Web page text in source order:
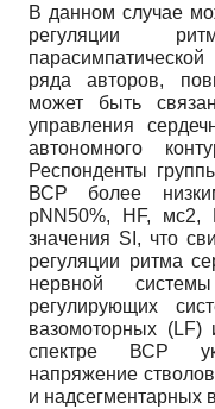
В данном случае
регуляции
ряда авторов,
может быть
управления
автономного
Респонденты
ВСР более
pNN50%, HF,
значения SI, что
регуляции ритма
нервной
регулирующих
вазомоторных (LF)
спектре ВСР
напряжение
и надсегментарных